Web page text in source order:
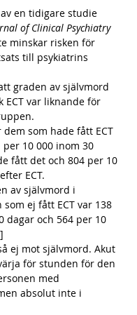
en tidigare studie
of Clinical Psychiatry
minskar risken för
till psykiatrins
graden av självmord
ECT var liknande för
dem som hade fått ECT
10 000 inom 30
fått det och 804 per 10
ECT.
av självmord i
ej fått ECT var 138
dagar och 564 per 10
]
ej mot självmord. Akut
för stunden för den
med
absolut inte i